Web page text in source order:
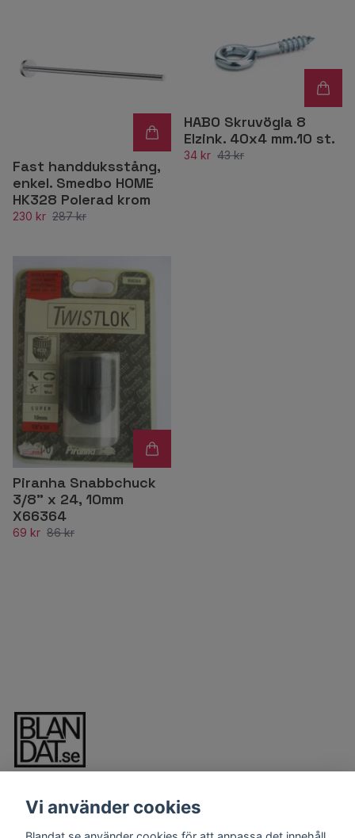
Fast handduksstång,
enkel. Smedbo HOME
HK328 Polerad krom
230 kr 287 kr
HABO Skruvögla 8
Elzink. 40x4 mm.10 st.
34 kr 43 kr
Piranha Snabbchuck
3/8" x 24, 10mm
X66364
69 kr 86 kr
Vi använder cookies